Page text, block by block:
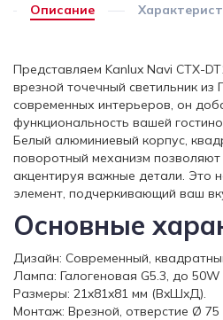
Описание
Представляем Kanlux Navi CTX-
врезной точечный светильник
современных интерьеров, он
функциональность вашей
Белый алюминиевый корпус,
поворотный механизм позволяют
акцентируя важные детали. Это
элемент, подчеркивающий ваш
Основные
Дизайн: Современный,
Лампа: Галогеновая G5.3, до 50W
Размеры: 21x81x81 мм (ВxШxД).
Монтаж: Врезной, отверстие Ø 75